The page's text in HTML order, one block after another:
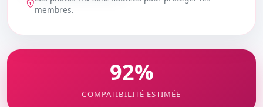
DÉBLOQUER
membres.
92%
COMPATIBILITÉ ESTIMÉE